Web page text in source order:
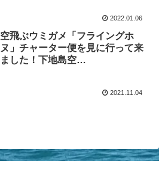
2022.01.06
空飛ぶウミガメ「フライングホ
ヌ」チャーター便を見に行って来
ました！下地島空
2021.11.04